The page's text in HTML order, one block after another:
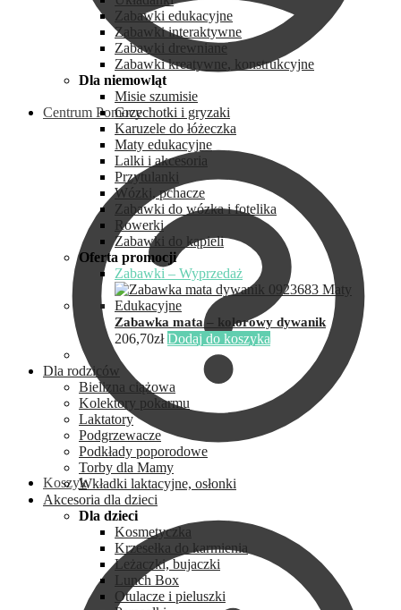
Centrum Pomocy
Koszyk
Zabawki edukacyjne
Zabawki interaktywne
Zabawki drewniane
Zabawki kreatywne, konstrukcyjne
Dla niemowląt
Misie szumisie
Grzechotki i gryzaki
Karuzele do łóżeczka
Maty edukacyjne
Lalki i akcesoria
Przytulanki
Wózki, pchacze
Zabawki do wózka i fotelika
Rowerki
Zabawki do kąpieli
Oferta promocji
Zabawki – Wyprzedaż
Zabawka mata – kolorowy dywanik
206,70zł Dodaj do koszyka
Dla rodziców
Bielizna ciążowa
Kolektory pokarmu
Laktatory
Podgrzewacze
Podkłady poporodowe
Torby dla Mamy
Wkładki laktacyjne, osłonki
Akcesoria dla dzieci
Dla dzieci
Kosmetyczka
Krzesełka do karmienia
Leżaczki, bujaczki
Lunch Box
Otulacze i pieluszki